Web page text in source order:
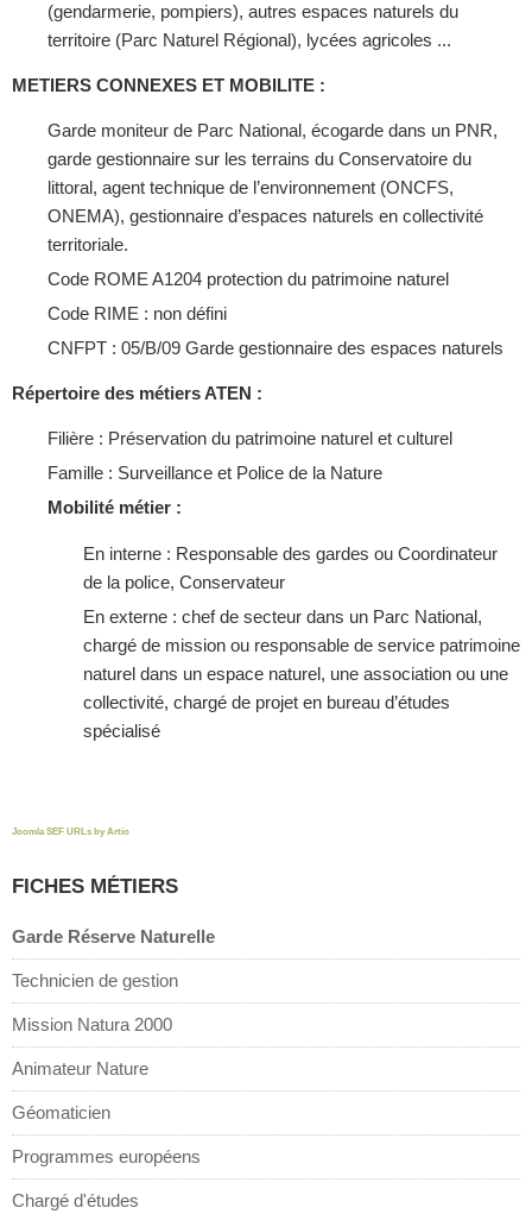
(gendarmerie, pompiers), autres espaces naturels du
territoire (Parc Naturel Régional), lycées agricoles ...
METIERS CONNEXES ET MOBILITE :
Garde moniteur de Parc National, écogarde dans un PNR,
garde gestionnaire sur les terrains du Conservatoire du
littoral, agent technique de l’environnement (ONCFS,
ONEMA), gestionnaire d’espaces naturels en collectivité
territoriale.
Code ROME A1204 protection du patrimoine naturel
Code RIME : non défini
CNFPT : 05/B/09 Garde gestionnaire des espaces naturels
Répertoire des métiers ATEN :
Filière : Préservation du patrimoine naturel et culturel
Famille : Surveillance et Police de la Nature
Mobilité métier :
En interne : Responsable des gardes ou Coordinateur
de la police, Conservateur
En externe : chef de secteur dans un Parc National,
chargé de mission ou responsable de service patrimoine
naturel dans un espace naturel, une association ou une
collectivité, chargé de projet en bureau d’études
spécialisé
Joomla SEF URLs by Artio
FICHES MÉTIERS
Garde Réserve Naturelle
Technicien de gestion
Mission Natura 2000
Animateur Nature
Géomaticien
Programmes européens
Chargé d'études